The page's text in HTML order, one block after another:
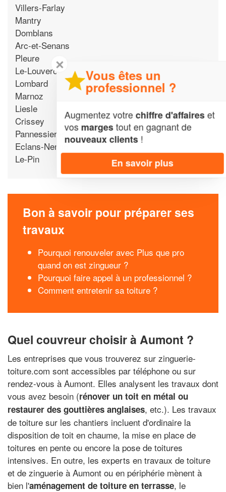
Villers-Farlay
Mantry
Domblans
Arc-et-Senans
Pleure
Le-Louverot
Lombard
Marnoz
Liesle
Crissey
Pannessieres
Eclans-Nenon
Le-Pin
Bon à savoir pour préparer ses
travaux
Pourquoi renouveler avec Plus que pro
quand on est zingueur ?
Pourquoi faire appel à un professionnel ?
Comment entretenir sa toiture ?
Quel couvreur choisir à Aumont ?
Les entreprises que vous trouverez sur zinguerie-
toiture.com sont accessibles par téléphone ou sur
rendez-vous à Aumont. Elles analysent les travaux dont
vous avez besoin (rénover un toit en métal ou
restaurer des gouttières anglaises, etc.). Les travaux
de toiture sur les chantiers incluent d'ordinaire la
disposition de toit en chaume, la mise en place de
toitures en pente ou encore la pose de toitures
intensives. En outre, les experts en travaux de toiture
et de zinguerie à Aumont ou en périphérie mènent à
bien l'aménagement de toiture en terrasse, le
✕
Vous êtes un
professionnel ?
Augmentez votrechiffre d'affaireset
vos margestout en gagnant de
nouveaux clients!
En savoir plus